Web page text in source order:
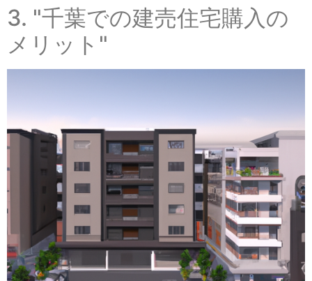
3. "千葉での建売住宅購入の
メリット"